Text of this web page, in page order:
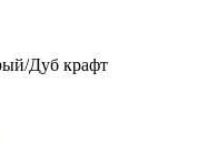
Дуб крафт